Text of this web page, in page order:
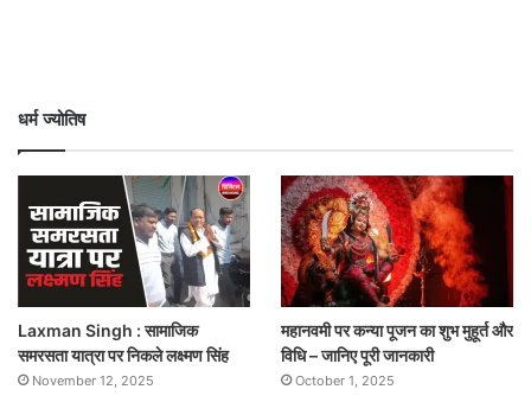
धर्म ज्योतिष
Laxman Singh : सामाजिक
समरसता यात्रा पर निकले लक्ष्मण सिंह
November 12, 2025
महानवमी पर कन्या पूजन का शुभ मुहूर्त और
विधि – जानिए पूरी जानकारी
October 1, 2025